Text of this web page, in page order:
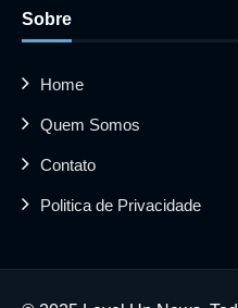
Sobre
Home
Quem Somos
Contato
Politica de Privacidade